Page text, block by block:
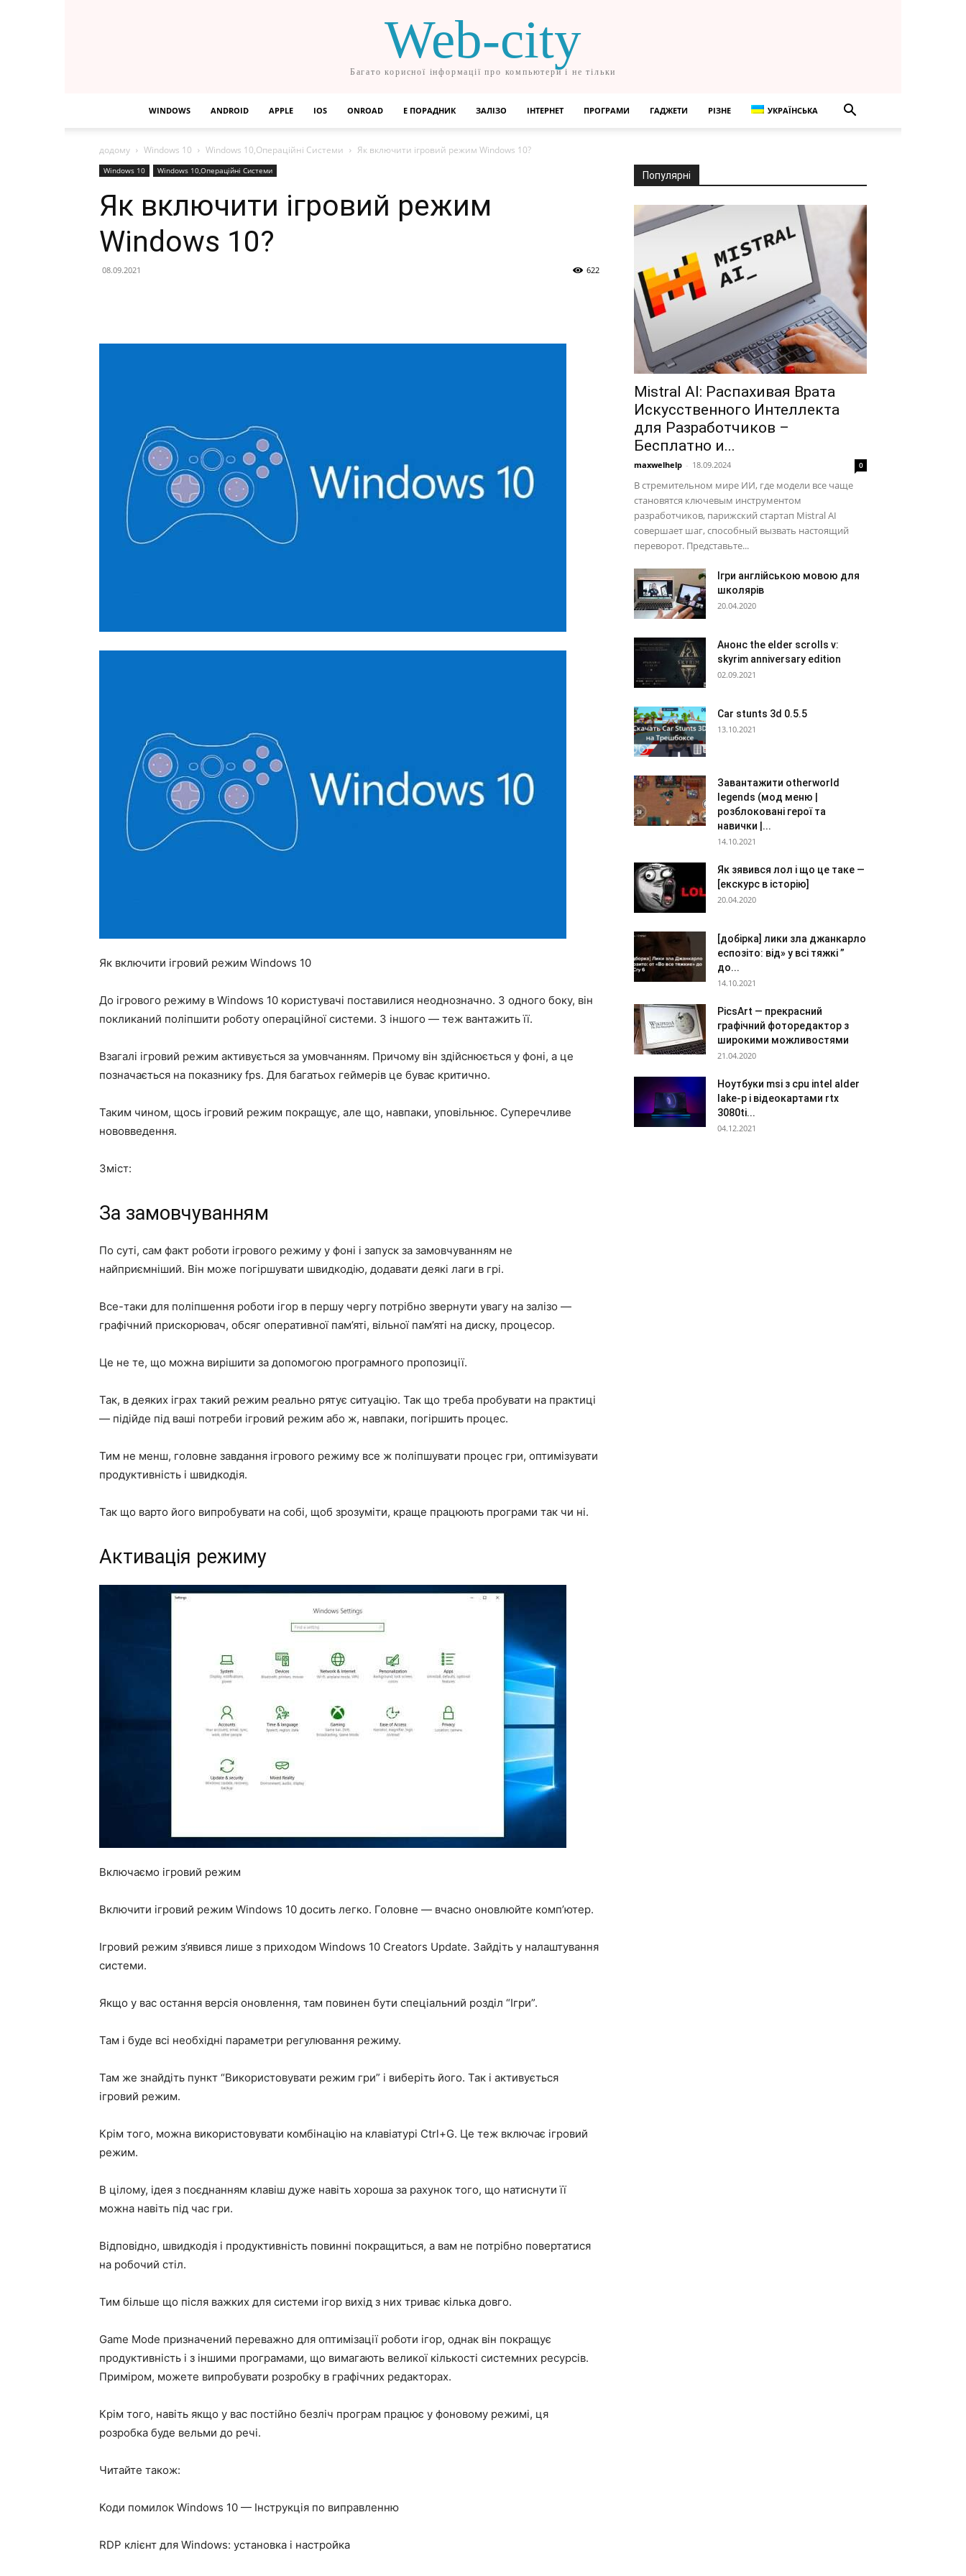
Web-city
Багато корисної інформації про компьютери і не тільки
WINDOWS ANDROID APPLE IOS ONROAD Е ПОРАДНИК ЗАЛІЗО ІНТЕРНЕТ ПРОГРАМИ ГАДЖЕТИ РІЗНЕ УКРАЇНСЬКА
додому Windows 10 Windows 10,Операційні Системи Як включити ігровий режим Windows 10?
Windows 10 Windows 10,Операційні Системи
Як включити ігровий режим
Windows 10?
08.09.2021 622
Як включити ігровий режим Windows 10
До ігрового режиму в Windows 10 користувачі поставилися неоднозначно. З одного боку, він
покликаний поліпшити роботу операційної системи. З іншого — теж вантажить її.
Взагалі ігровий режим активується за умовчанням. Причому він здійснюється у фоні, а це
позначається на показнику fps. Для багатьох геймерів це буває критично.
Таким чином, щось ігровий режим покращує, але що, навпаки, уповільнює. Суперечливе
нововведення.
Зміст:
За замовчуванням
По суті, сам факт роботи ігрового режиму у фоні і запуск за замовчуванням не
найприємніший. Він може погіршувати швидкодію, додавати деякі лаги в грі.
Все-таки для поліпшення роботи ігор в першу чергу потрібно звернути увагу на залізо —
графічний прискорювач, обсяг оперативної пам’яті, вільної пам’яті на диску, процесор.
Це не те, що можна вирішити за допомогою програмного пропозиції.
Так, в деяких іграх такий режим реально рятує ситуацію. Так що треба пробувати на практиці
— підійде під ваші потреби ігровий режим або ж, навпаки, погіршить процес.
Тим не менш, головне завдання ігрового режиму все ж поліпшувати процес гри, оптимізувати
продуктивність і швидкодія.
Так що варто його випробувати на собі, щоб зрозуміти, краще працюють програми так чи ні.
Активація режиму
Включаємо ігровий режим
Включити ігровий режим Windows 10 досить легко. Головне — вчасно оновлюйте комп’ютер.
Ігровий режим з’явився лише з приходом Windows 10 Creators Update. Зайдіть у налаштування
системи.
Якщо у вас остання версія оновлення, там повинен бути спеціальний розділ “Ігри”.
Там і буде всі необхідні параметри регулювання режиму.
Там же знайдіть пункт “Використовувати режим гри” і виберіть його. Так і активується
ігровий режим.
Крім того, можна використовувати комбінацію на клавіатурі Ctrl+G. Це теж включає ігровий
режим.
В цілому, ідея з поєднанням клавіш дуже навіть хороша за рахунок того, що натиснути її
можна навіть під час гри.
Відповідно, швидкодія і продуктивність повинні покращиться, а вам не потрібно повертатися
на робочий стіл.
Тим більше що після важких для системи ігор вихід з них триває кілька довго.
Game Mode призначений переважно для оптимізації роботи ігор, однак він покращує
продуктивність і з іншими програмами, що вимагають великої кількості системних ресурсів.
Приміром, можете випробувати розробку в графічних редакторах.
Крім того, навіть якщо у вас постійно безліч програм працює у фоновому режимі, ця
розробка буде вельми до речі.
Читайте також:
Коди помилок Windows 10 — Інструкція по виправленню
RDP клієнт для Windows: установка і настройка
Популярні
Mistral AI: Распахивая Врата
Искусственного Интеллекта
для Разработчиков –
Бесплатно и...
maxwelhelp - 18.09.2024 0
В стремительном мире ИИ, где модели все чаще
становятся ключевым инструментом
разработчиков, парижский стартап Mistral AI
совершает шаг, способный вызвать настоящий
переворот. Представьте...
Ігри англійською мовою для
школярів
20.04.2020
Анонс the elder scrolls v:
skyrim anniversary edition
02.09.2021
Car stunts 3d 0.5.5
13.10.2021
Завантажити otherworld
legends (мод меню |
розблоковані герої та
навички |...
14.10.2021
Як зявився лол і що це таке —
[екскурс в історію]
20.04.2020
[добірка] лики зла джанкарло
еспозіто: від» у всі тяжкі ”
до...
14.10.2021
PicsArt — прекрасний
графічний фоторедактор з
широкими можливостями
21.04.2020
Ноутбуки msi з cpu intel alder
lake-p і відеокартами rtx
3080ti...
04.12.2021